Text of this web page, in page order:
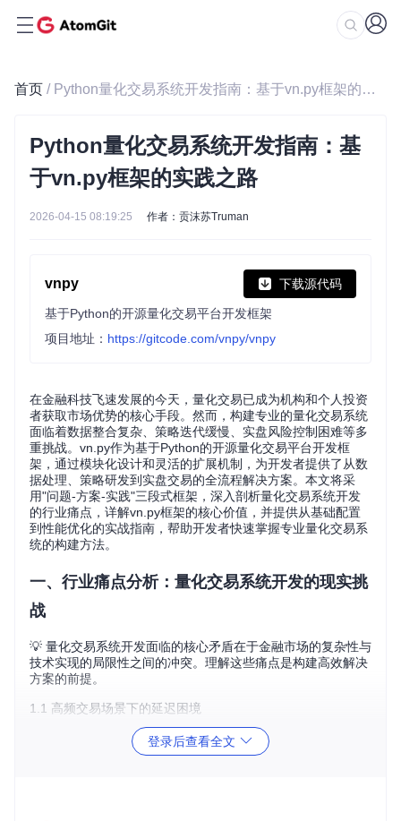
首页 / Python量化交易系统开发指南：基于vn.py框架的实践之路
Python量化交易系统开发指南：基
于vn.py框架的实践之路
2026-04-15 08:19:25 作者：贡沫苏Truman
vnpy 下载源代码
基于Python的开源量化交易平台开发框架
项目地址： https://gitcode.com/vnpy/vnpy
在金融科技飞速发展的今天，量化交易已成为机构和个人投资
者获取市场优势的核心手段。然而，构建专业的量化交易系统
面临着数据整合复杂、策略迭代缓慢、实盘风险控制困难等多
重挑战。vn.py作为基于Python的开源量化交易平台开发框
架，通过模块化设计和灵活的扩展机制，为开发者提供了从数
据处理、策略研发到实盘交易的全流程解决方案。本文将采
用"问题-方案-实践"三段式框架，深入剖析量化交易系统开发
的行业痛点，详解vn.py框架的核心价值，并提供从基础配置
到性能优化的实战指南，帮助开发者快速掌握专业量化交易系
统的构建方法。
一、行业痛点分析：量化交易系统开发的现实挑
战
💡 量化交易系统开发面临的核心矛盾在于金融市场的复杂性与
技术实现的局限性之间的冲突。理解这些痛点是构建高效解决
方案的前提。
1.1 高频交易场景下的延迟困境
在高频交易场景中，毫秒级的延迟差异可能导致交易机会的丧
失或巨大的资金损失。传统开发模式下，策略逻辑与交易接口
登录后查看全文